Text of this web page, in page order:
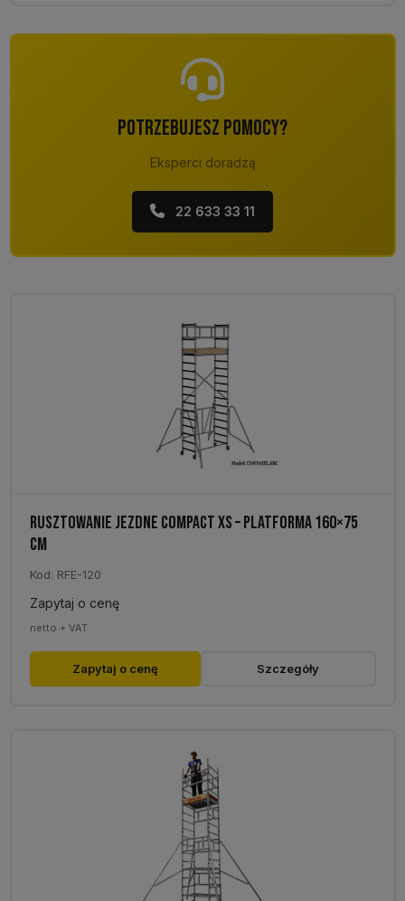
POTRZEBUJESZ POMOCY?
Eksperci doradzą
22 633 33 11
RUSZTOWANIE JEZDNE COMPACT XS – PLATFORMA 160×75
CM
Kod: RFE-120
Zapytaj o cenę
netto + VAT
Zapytaj o cenę Szczegóły